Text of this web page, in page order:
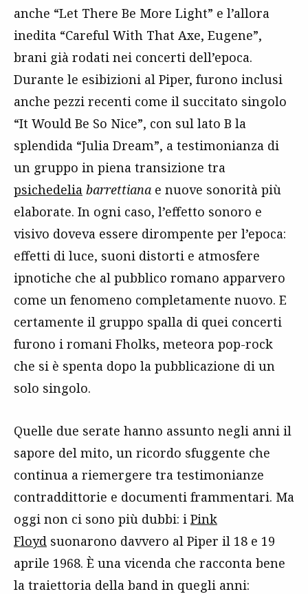
anche “Let There Be More Light” e l’allora
inedita “Careful With That Axe, Eugene”,
brani già rodati nei concerti dell’epoca.
Durante le esibizioni al Piper, furono inclusi
anche pezzi recenti come il succitato singolo
“It Would Be So Nice”, con sul lato B la
splendida “Julia Dream”, a testimonianza di
un gruppo in piena transizione tra
psichedelia barrettiana e nuove sonorità più
elaborate. In ogni caso, l’effetto sonoro e
visivo doveva essere dirompente per l’epoca:
effetti di luce, suoni distorti e atmosfere
ipnotiche che al pubblico romano apparvero
come un fenomeno completamente nuovo. E
certamente il gruppo spalla di quei concerti
furono i romani Fholks, meteora pop-rock
che si è spenta dopo la pubblicazione di un
solo singolo.
Quelle due serate hanno assunto negli anni il
sapore del mito, un ricordo sfuggente che
continua a riemergere tra testimonianze
contraddittorie e documenti frammentari. Ma
oggi non ci sono più dubbi: i Pink
Floyd suonarono davvero al Piper il 18 e 19
aprile 1968. È una vicenda che racconta bene
la traiettoria della band in quegli anni: